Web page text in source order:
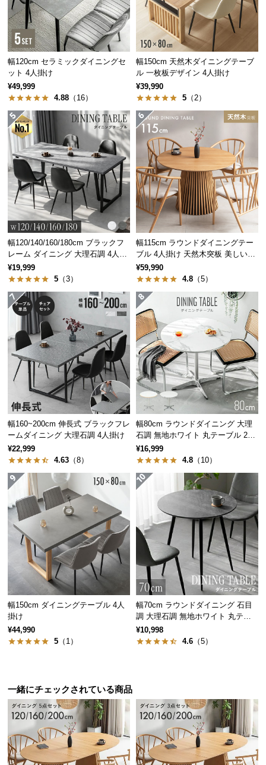
約
に
つ
て
お
客
ポ
ー
お
知
ら
せ
ロ
業
情
報
o.,
幅120cm セラミックダイニングセ
ット 4人掛け
¥49,999
4.88 （16）
幅150cm 天然木ダイニングテーブ
ル 一枚板デザイン 4人掛け
¥39,990
5 （2）
幅120/140/160/180cm ブラックフ
レーム ダイニング 大理石調 4人掛
け
¥19,999
5 （3）
幅115cm ラウンドダイニングテー
ブル 4人掛け 天然木突板 美しい格
子デザイン
¥59,990
4.8 （5）
幅160~200cm 伸長式 ブラックフレ
ームダイニング 大理石調 4人掛け
¥22,999
4.63 （8）
幅80cm ラウンドダイニング 大理
石調 無地ホワイト 丸テーブル 2人
掛け
¥16,999
4.8 （10）
幅150cm ダイニングテーブル 4人
掛け
¥44,990
5 （1）
幅70cm ラウンドダイニング 石目
調 大理石調 無地ホワイト 丸テー
ブル 2人掛け
¥10,998
4.6 （5）
一緒にチェックされている商品